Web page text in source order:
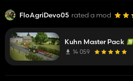
FloAgriDevo05 rated a mod
Kuhn Master Pack
14 059